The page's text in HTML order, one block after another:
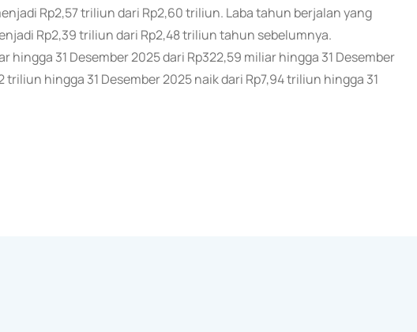
Rp2,57 triliun dari Rp2,60 triliun. Laba tahun berjalan yang
Rp2,39 triliun dari Rp2,48 triliun tahun sebelumnya.
31 Desember 2025 dari Rp322,59 miliar hingga 31 Desember
hingga 31 Desember 2025 naik dari Rp7,94 triliun hingga 31